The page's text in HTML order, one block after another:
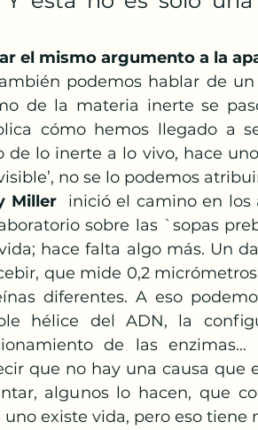
el mismo argumento a la
podemos hablar de
de la materia inerte se
cómo hemos llegado a
de lo inerte a lo vivo, hace
no se lo podemos
Miller inició el camino en los
sobre las `sopas
hace falta algo más. Un
que mide 0,2
diferentes. A eso
hélice del ADN, la
de las enzimas…
que no hay una causa que
algunos lo hacen, que
uno existe vida, pero eso